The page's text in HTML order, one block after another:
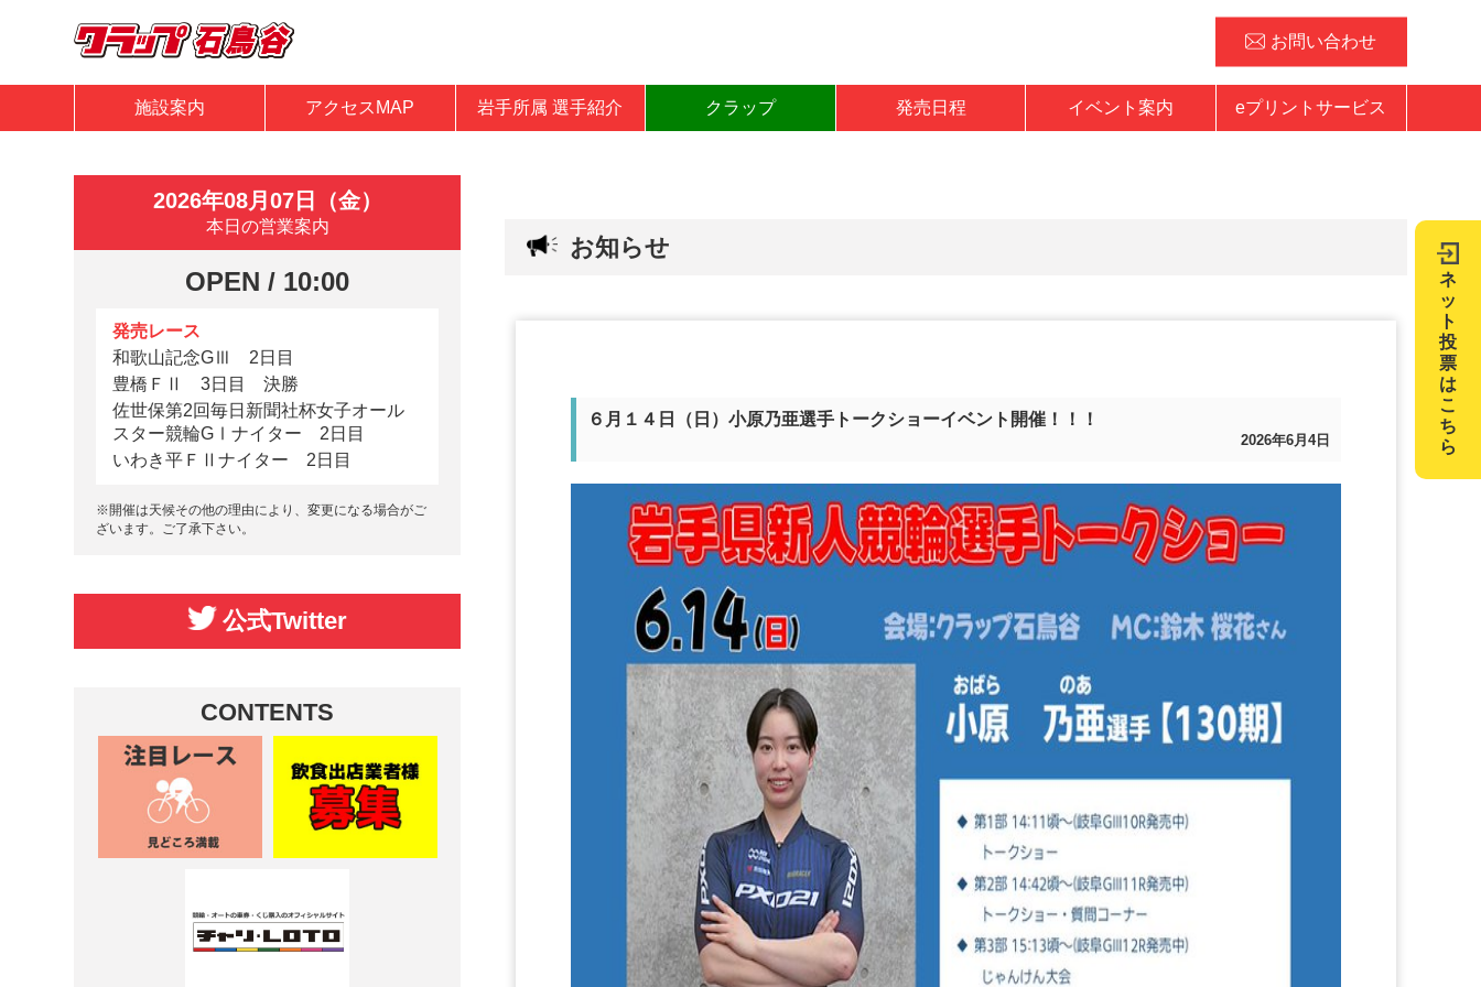
お問い合わせ
施設案内 アクセスMAP 岩手所属 選手紹介 クラップ 発売日程 イベント案内 eプリントサービス
ネ
ッ
ト
投
票
は
こ
ち
ら
2026年08月07日（金）
本日の営業案内
OPEN / 10:00
発売レース
和歌山記念GⅢ 2日目
豊橋ＦⅡ 3日目 決勝
佐世保第2回毎日新聞社杯女子オール
スター競輪GⅠナイター 2日目
いわき平ＦⅡナイター 2日目
※開催は天候その他の理由により、変更になる場合がご
ざいます。ご了承下さい。
公式Twitter
CONTENTS
お知らせ
６月１４日（日）小原乃亜選手トークショーイベント開催！！！
2026年6月4日